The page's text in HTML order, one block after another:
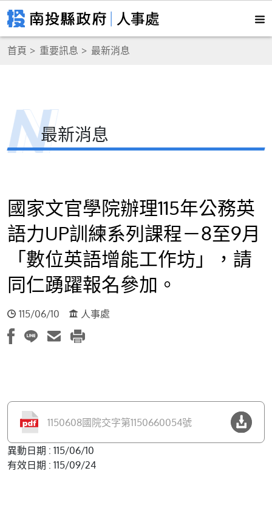
首頁 重要訊息 最新消息
最新消息
國家文官學院辦理115年公務英
語力UP訓練系列課程－8至9月
「數位英語增能工作坊」，請
同仁踴躍報名參加。
115/06/10 人事處
1150608國院交字第1150660054號
異動日期 : 115/06/10
有效日期 : 115/09/24